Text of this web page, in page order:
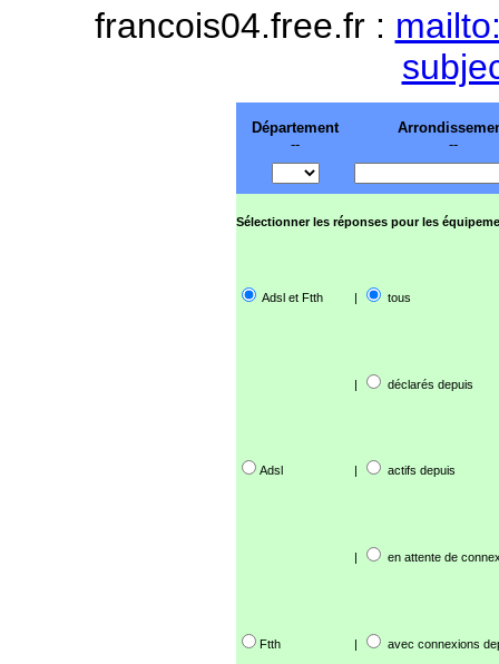
francois04.free.fr :
Département
--
--
Sélectionner les réponses pour les
Adsl et Ftth | tous
| déclarés depuis
Adsl | actifs depuis
| en attente de
Ftth | avec connexions